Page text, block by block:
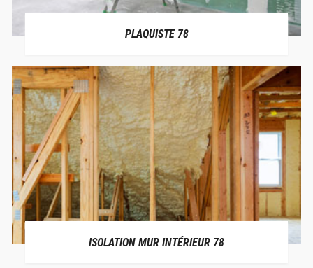
PLAQUISTE 78
ISOLATION MUR INTÉRIEUR 78